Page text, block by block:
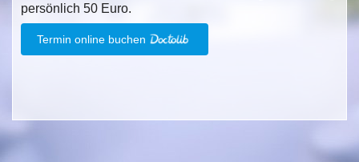
persönlich 50 Euro.
Termin online buchen